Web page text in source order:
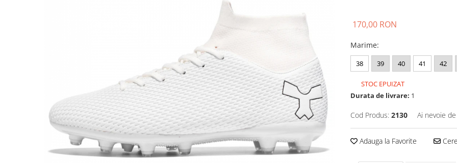
170,00 RON
Marime:
38 39 40 41 42
STOC EPUIZAT
Durata de livrare: 1
Cod Produs: 2130 Ai nevoie
Adauga la Favorite